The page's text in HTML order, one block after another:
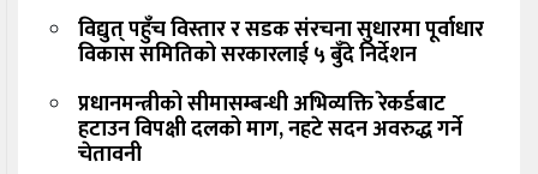
विद्युत् पहुँच विस्तार र सडक संरचना सुधारमा पूर्वाधार
विकास समितिको सरकारलाई ५ बुँदे निर्देशन
प्रधानमन्त्रीको सीमासम्बन्धी अभिव्यक्ति रेकर्डबाट
हटाउन विपक्षी दलको माग, नहटे सदन अवरुद्ध गर्ने
चेतावनी